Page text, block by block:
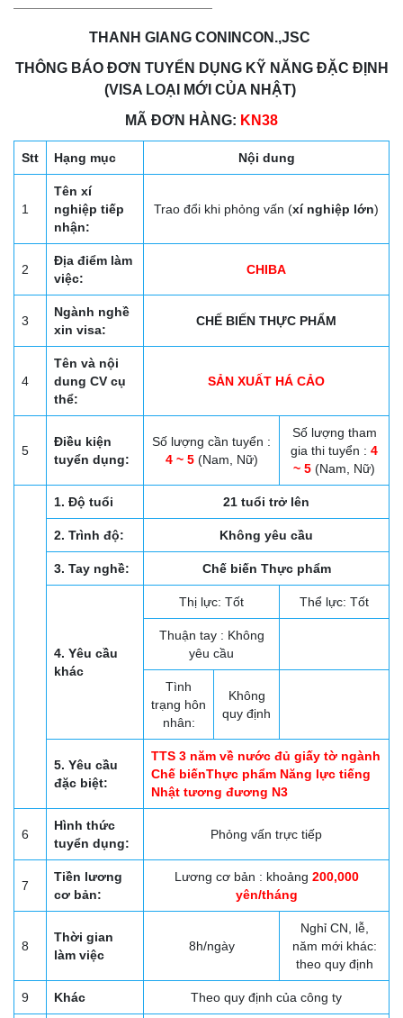
THANH GIANG CONINCON.,JSC
THÔNG BÁO ĐƠN TUYỂN DỤNG KỸ NĂNG ĐẶC ĐỊNH
(VISA LOẠI MỚI CỦA NHẬT)
MÃ ĐƠN HÀNG: KN38
Stt Hạng mục Nội dung
1
Tên xí
nghiệp tiếp
nhận:
Trao đổi khi phỏng vấn (xí nghiệp lớn)
2
Địa điểm làm
việc:
CHIBA
3
Ngành nghề
xin visa:
CHẾ BIẾN THỰC PHẨM
4
Tên và nội
dung CV cụ
thể:
SẢN XUẤT HÁ CẢO
5
Điều kiện
tuyển dụng:
Số lượng cần tuyển :
4 ~ 5(Nam, Nữ)
Số lượng tham
gia thi tuyển : 4
~ 5 (Nam, Nữ)
1. Độ tuổi 21 tuổi trở lên
2. Trình độ: Không yêu cầu
3. Tay nghề: Chế biến Thực phẩm
4. Yêu cầu
khác
Thị lực: Tốt Thể lực: Tốt
Thuận tay : Không
yêu cầu
Tình
trạng hôn
nhân:
Không
quy định
5. Yêu cầu
đặc biệt:
TTS 3 năm về nước đủ giấy tờ ngành
Chế biếnThực phẩm Năng lực tiếng
Nhật tương đương N3
6
Hình thức
tuyển dụng:
Phỏng vấn trực tiếp
7
Tiền lương
cơ bản:
Lương cơ bản : khoảng 200,000
yên/tháng
8
Thời gian
làm việc
8h/ngày
Nghỉ CN, lễ,
năm mới khác:
theo quy định
9 Khác Theo quy định của công ty